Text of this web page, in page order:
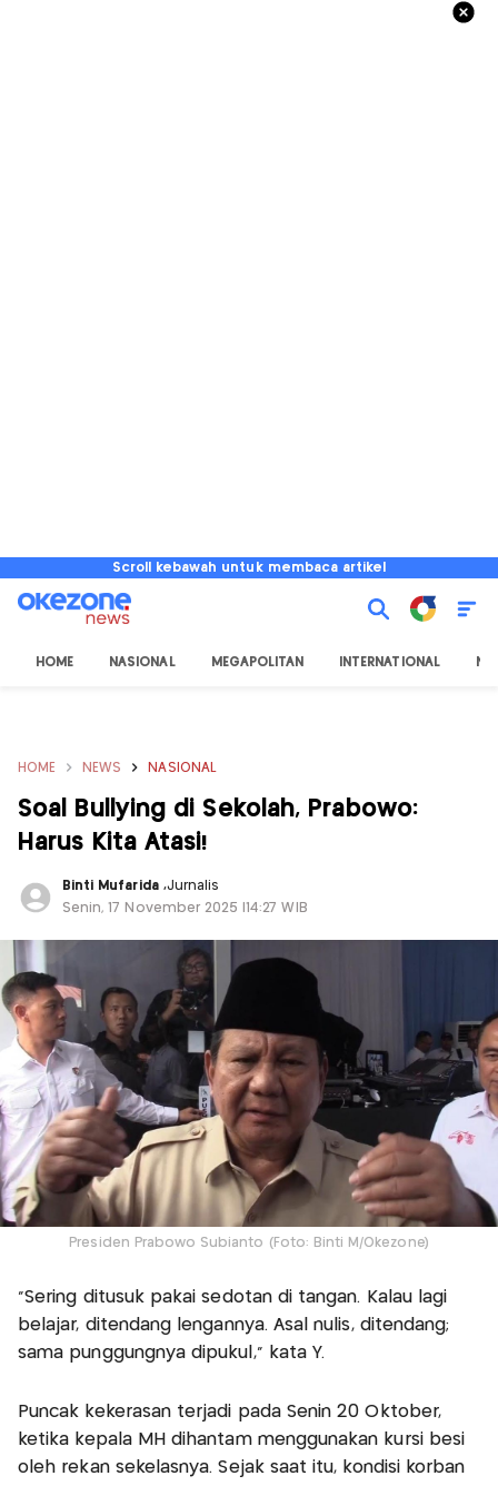
Scroll kebawah untuk membaca artikel
HOME NASIONAL MEGAPOLITAN INTERNATIONAL
HOME NEWS NASIONAL
Soal Bullying di Sekolah, Prabowo:
Harus Kita Atasi!
Binti Mufarida ,Jurnalis
Senin, 17 November 2025 |14:27 WIB
Presiden Prabowo Subianto (Foto: Binti M/Okezone)
“Sering ditusuk pakai sedotan di tangan. Kalau lagi
belajar, ditendang lengannya. Asal nulis, ditendang;
sama punggungnya dipukul,” kata Y.
Puncak kekerasan terjadi pada Senin 20 Oktober,
ketika kepala MH dihantam menggunakan kursi besi
oleh rekan sekelasnya. Sejak saat itu, kondisi korban